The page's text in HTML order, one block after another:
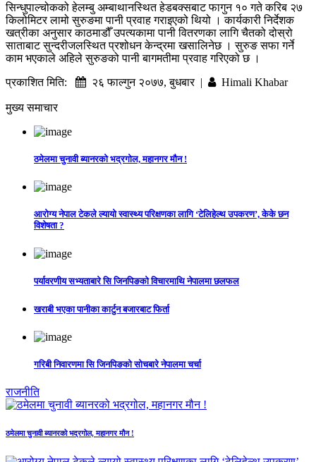
सिन्धुपाल्चोकको हेलम्बु अम्बाथानस्थित हेडबक्सबाट फागुन १० गते करिब २७
किलोमिटर लामो सुरुङमा पानी प्रवाह गराइएको थियो । कार्यकारी निर्देशक
खत्रीका अनुसार काठमाडौँ उपत्यकामा पानी वितरणका लागि चैतको दोस्रो
साताबाट सुन्दरीजलस्थित प्रशोधन केन्द्रमा खसालिनेछ । सुरुङ सफा गर्ने
काम भएकाले अहिले सुरुङको पानी बागमतीमा प्रवाह गरिएको छ ।
प्रकाशित मिति:
२६ फाल्गुन २०७७, बुधबार | Himali Khabar
मुख्य समाचार
ठमेलमा चुनावी ब्यानरको भद्रगोल, महानगर मौन !
आरोग्य नेपाल टेकले ल्यायो स्वास्थ्य परिक्षणका लागि ‘टेलिहेल्थ उपकरण’, केके छन
विशेषता ?
पर्यावरणीय सभ्यताबारे सि जिनपिङको विचारमाथि नेपालमा छलफल
खराबी भएका पानीका कार्टुन बजारबाट फिर्ता
गरिबी निवारणमा सि जिनपिङको सोचबारे नेपालमा चर्चा
राजनीति
ठमेलमा चुनावी ब्यानरको भद्रगोल, महानगर मौन !